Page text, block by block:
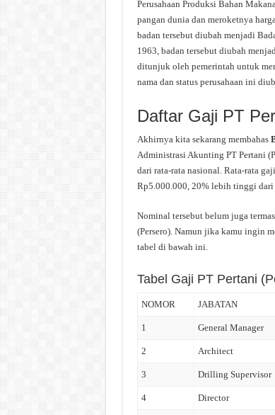
Perusahaan Produksi Bahan
pangan dunia dan meroketnya
badan tersebut diubah menjadi
1963, badan tersebut diubah
ditunjuk oleh pemerintah untuk
nama dan status perusahaan ini
Daftar Gaji PT
Akhirnya kita sekarang membahas
Administrasi Akunting PT Pertani
dari rata-rata nasional. Rata-rata
Rp5.000.000, 20% lebih tinggi dari
Nominal tersebut belum juga
(Persero). Namun jika kamu ingin
tabel di bawah ini.
Tabel Gaji PT Pertani
NOMOR JABATAN
1 General Manager
2 Architect
3 Drilling Supervisor
4 Director